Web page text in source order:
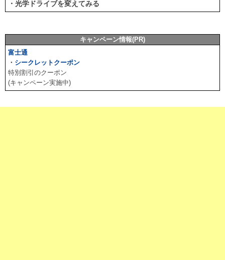
・光学ドライブを変えてみる
キャンペーン情報(PR)
富士通
・ シークレットクーポン
特別割引のクーポン
(キャンペーン実施中)